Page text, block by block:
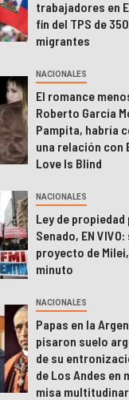
trabajadores en
fin del TPS de
migrantes
NACIONALES
El romance
Roberto García
Pampita, habría
una relación con
Love Is Blind
NACIONALES
Ley de propiedad
Senado, EN
proyecto de
minuto
NACIONALES
Papas en la
pisaron suelo
de su
de Los Andes en
misa